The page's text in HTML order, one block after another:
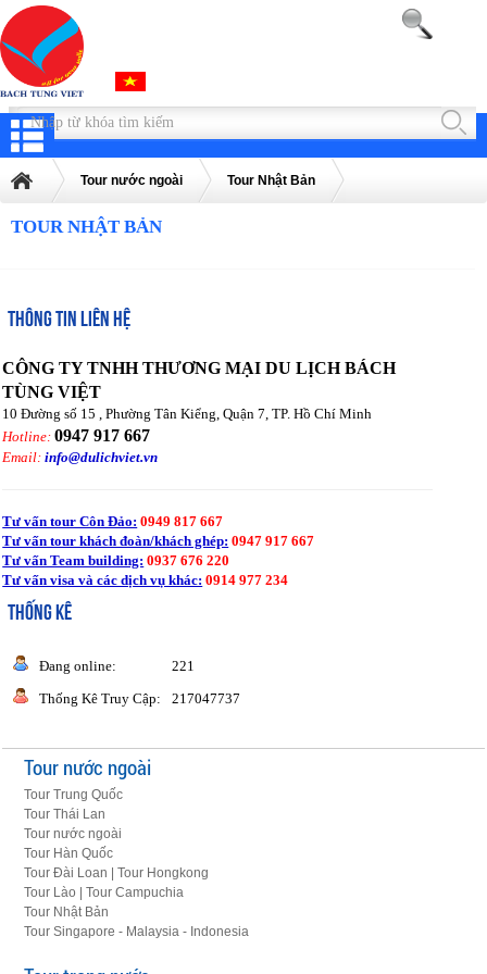
Tour nước ngoài Tour Nhật Bản
TOUR NHẬT BẢN
THÔNG TIN LIÊN HỆ
CÔNG TY TNHH THƯƠNG MẠI DU LỊCH BÁCH
TÙNG VIỆT
10 Đường số 15 , Phường Tân Kiểng, Quận 7, TP. Hồ Chí Minh
Hotline:0947 917 667
Email:info@dulichviet.vn
Tư vấn tour Côn Đảo: 0949 817 667
Tư vấn tour khách đoàn/khách ghép: 0947 917 667
Tư vấn Team building: 0937 676 220
Tư vấn visa và các dịch vụ khác: 0914 977 234
THỐNG KÊ
Đang online:
221
Thống Kê Truy Cập:
217047737
Tour nước ngoài
Tour Trung Quốc
Tour Thái Lan
Tour nước ngoài
Tour Hàn Quốc
Tour Đài Loan | Tour Hongkong
Tour Lào | Tour Campuchia
Tour Nhật Bản
Tour Singapore - Malaysia - Indonesia